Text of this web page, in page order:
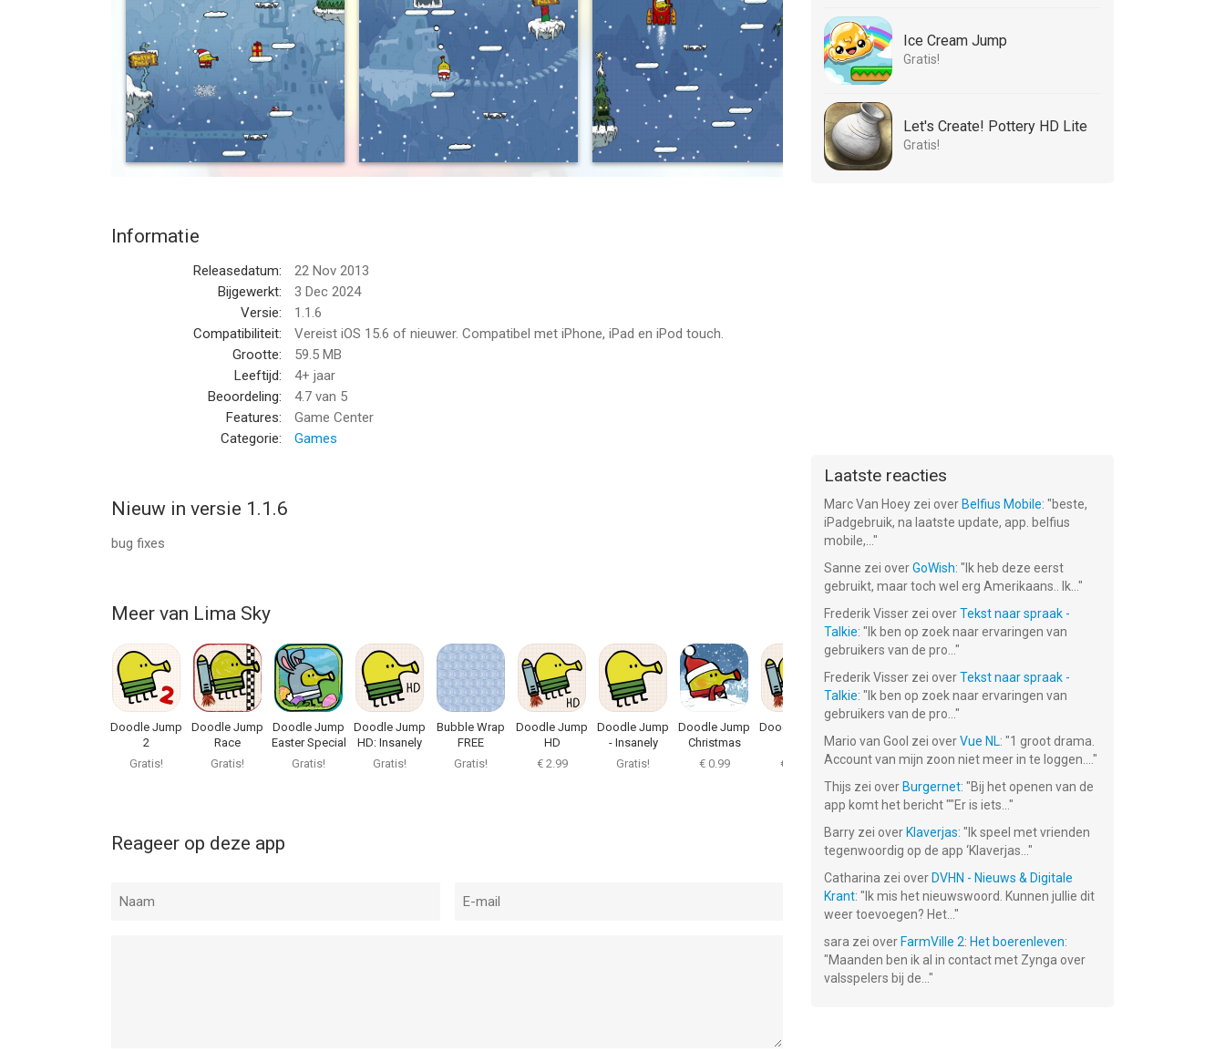
Doodle Jump Christmas Special van Lima Sky is een app voor iPhone, iPad en iPod touch met iOS versie 15.6 of
hoger, geschikt bevonden voor gebruikers met leeftijden vanaf
4 jaar
Informatie voor Doodle Jump Christmas Specialis het laatst vergeleken op 6 Aug om 21:24.
Informatie
Releasedatum:
22 Nov 2013
Bijgewerkt:
3 Dec 2024
Versie:
1.1.6
Compatibiliteit:
Vereist iOS 15.6 of nieuwer. Compatibel met iPhone, iPad en iPod touch.
Grootte:
59.5 MB
Leeftijd:
4+ jaar
Beoordeling:
4.7 van 5
Features:
Game Center
Categorie:
Games
Nieuw in versie 1.1.6
bug fixes
Meer van Lima Sky
Doodle Jump
2
Gratis!
Doodle Jump
Race
Gratis!
Doodle Jump
Easter Special
Gratis!
Doodle Jump
HD: Insanely
Good!
Gratis!
Bubble Wrap
FREE
Gratis!
Doodle Jump
HD
€ 2.99
Doodle Jump
- Insanely
Good!
Gratis!
Doodle Jump
Christmas
PLUS
€ 0.99
Doodle Jump
€ 1.99
Animal
Matching
€ 0.99
Reageer op deze app
Ice Cream Jump
Gratis!
Let's Create! Pottery HD Lite
Gratis!
Laatste reacties
Marc Van Hoey zei over Belfius Mobile: "beste,
iPadgebruik, na laatste update, app. belfius
mobile,... "
Sanne zei overGoWish: " Ik heb deze eerst
gebruikt, maar toch wel erg Amerikaans.. Ik... "
Frederik Visser zei overTekst naar spraak -
Talkie: " Ik ben op zoek naar ervaringen van
gebruikers van de pro... "
Frederik Visser zei overTekst naar spraak -
Talkie: " Ik ben op zoek naar ervaringen van
gebruikers van de pro... "
Mario van Gool zei overVue NL: "1 groot drama.
Account van mijn zoon niet meer in te loggen.... "
Thijs zei over Burgernet: "Bij het openen van de
app komt het bericht ""Er is iets... "
Barry zei over Klaverjas: " Ik speel met vrienden
tegenwoordig op de app ‘Klaverjas... "
Catharina zei over DVHN - Nieuws & Digitale
Krant: " Ik mis het nieuwswoord. Kunnen jullie dit
weer toevoegen? Het... "
sara zei over FarmVille 2: Het boerenleven:
"Maanden ben ik al in contact met Zynga over
valsspelers bij de... "